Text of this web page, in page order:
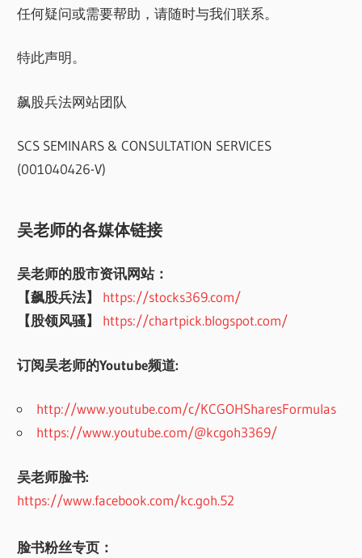
任何疑问或需要帮助，请随时与我们联系。
特此声明。
飙股兵法网站团队
SCS SEMINARS & CONSULTATION SERVICES
(001040426-V)
吴老师的各媒体链接
吴老师的股市资讯网站：
【飙股兵法】
https://stocks369.com/
【股领风骚】
https://chartpick.blogspot.com/
订阅吴老师的Youtube频道:
http://www.youtube.com/c/KCGOHSharesFormulas
https://www.youtube.com/@kcgoh3369/
吴老师脸书:
https://www.facebook.com/kc.goh.52
脸书粉丝专页：